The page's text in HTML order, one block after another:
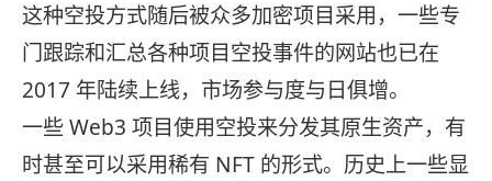
这种空投方式随后被众多加密项目采用，一些专
门跟踪和汇总各种项目空投事件的网站也已在
2017 年陆续上线，市场参与度与日俱增。
一些 Web3 项目使用空投来分发其原生资产，有
时甚至可以采用稀有 NFT 的形式。历史上一些显